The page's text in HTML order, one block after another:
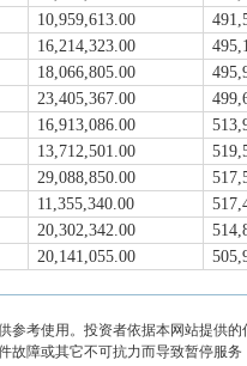
10,959,613.00
16,214,323.00
18,066,805.00
23,405,367.00
16,913,086.00
13,712,501.00
29,088,850.00
11,355,340.00
20,302,342.00
20,141,055.00
参考使用。投资者依据本网站提供
故障或其它不可抗力而导致暂停服